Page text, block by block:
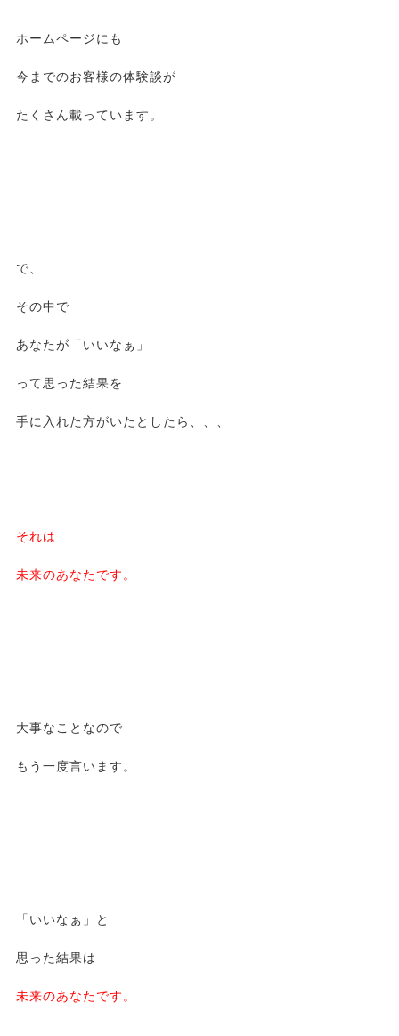
ホームページにも
今までのお客様の体験談が
たくさん載っています。
で、
その中で
あなたが「いいなぁ」
って思った結果を
手に入れた方がいたとしたら、、、
それは
未来のあなたです。
大事なことなので
もう一度言います。
「いいなぁ」と
思った結果は
未来のあなたです。